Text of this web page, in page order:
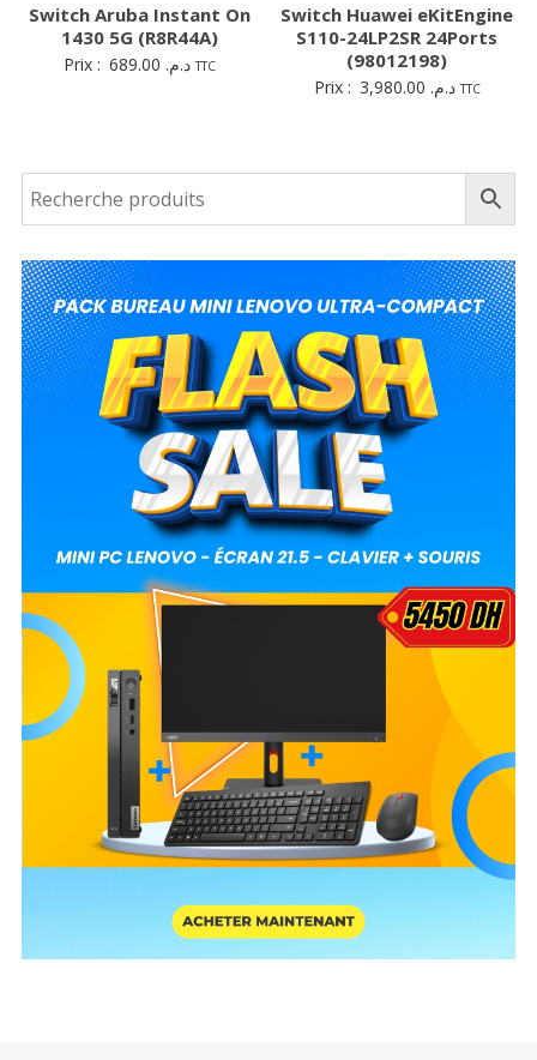
Switch Aruba Instant On
1430 5G (R8R44A)
Prix : د.م. TTC
Switch Huawei eKitEngine
S110-24LP2SR 24Ports
(98012198)
Prix : د.م. TTC